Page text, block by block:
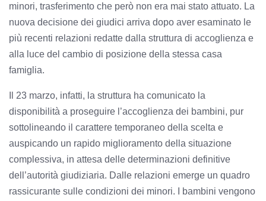
minori, trasferimento che però non era mai stato attuato. La
nuova decisione dei giudici arriva dopo aver esaminato le
più recenti relazioni redatte dalla struttura di accoglienza e
alla luce del cambio di posizione della stessa casa
famiglia.
Il 23 marzo, infatti, la struttura ha comunicato la
disponibilità a proseguire l’accoglienza dei bambini, pur
sottolineando il carattere temporaneo della scelta e
auspicando un rapido miglioramento della situazione
complessiva, in attesa delle determinazioni definitive
dell’autorità giudiziaria. Dalle relazioni emerge un quadro
rassicurante sulle condizioni dei minori. I bambini vengono